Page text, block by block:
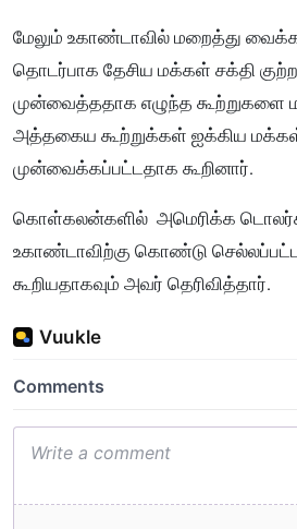
மேலும் உகாண்டாவில் மறைத்து
தொடர்பாக தேசிய மக்கள் சக்தி
முன்வைத்ததாக எழுந்த கூற்றுகளை
அத்தகைய கூற்றுக்கள் ஐக்கிய
முன்வைக்கப்பட்டதாக கூறினார்.
கொள்கலன்களில் அமெரிக்க
உகாண்டாவிற்கு கொண்டு
கூறியதாகவும் அவர் தெரிவித்தார்.